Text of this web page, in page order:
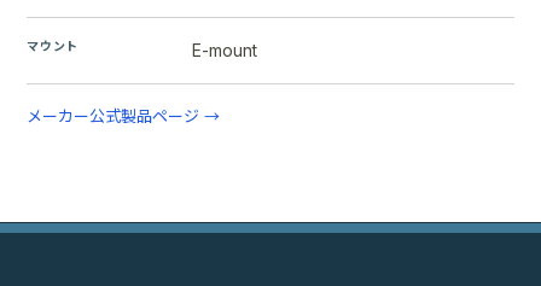
マウント E-mount
メーカー公式製品ページ →